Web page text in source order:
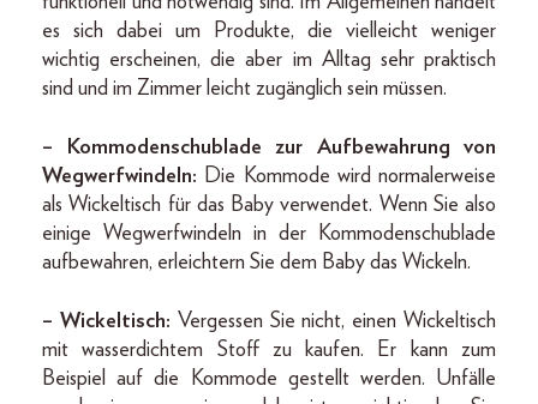
es sich dabei um Produkte, die vielleicht weniger
wichtig erscheinen, die aber im Alltag sehr praktisch
sind und im Zimmer leicht zugänglich sein müssen.
– Kommodenschublade zur Aufbewahrung von
Wegwerfwindeln: Die Kommode wird normalerweise
als Wickeltisch für das Baby verwendet. Wenn Sie also
einige Wegwerfwindeln in der Kommodenschublade
aufbewahren, erleichtern Sie dem Baby das Wickeln.
– Wickeltisch: Vergessen Sie nicht, einen Wickeltisch
mit wasserdichtem Stoff zu kaufen. Er kann zum
Beispiel auf die Kommode gestellt werden. Unfälle